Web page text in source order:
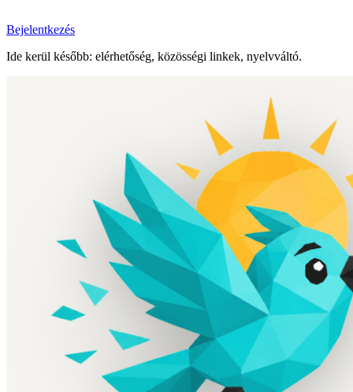
Bejelentkezés
Ide kerül később: elérhetőség, közösségi linkek, nyelvváltó.